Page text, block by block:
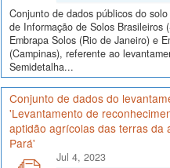
Conjunto de dados públicos do
de Informação de Solos Brasileiros
Embrapa Solos (Rio de Janeiro) e
(Campinas), referente ao
Semidetalha...
Conjunto de dados do
'Levantamento de
aptidão agrícolas das terras da
Pará'
Jul 4, 2023